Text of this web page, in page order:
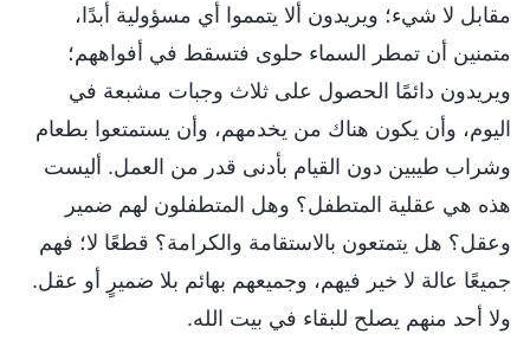
مقابل لا شيء؛ ويريدون ألا يتمموا أي مسؤولية أبدًا،
متمنين أن تمطر السماء حلوى فتسقط في أفواههم؛
ويريدون دائمًا الحصول على ثلاث وجبات مشبعة في
اليوم، وأن يكون هناك من يخدمهم، وأن يستمتعوا بطعام
وشراب طيبين دون القيام بأدنى قدر من العمل. أليست
هذه هي عقلية المتطفل؟ وهل المتطفلون لهم ضمير
وعقل؟ هل يتمتعون بالاستقامة والكرامة؟ قطعًا لا؛ فهم
جميعًا عالة لا خير فيهم، وجميعهم بهائم بلا ضميرٍ أو عقل.
ولا أحد منهم يصلح للبقاء في بيت الله.